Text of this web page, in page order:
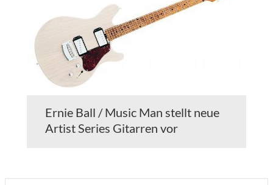
Ernie Ball / Music Man stellt neue
Artist Series Gitarren vor